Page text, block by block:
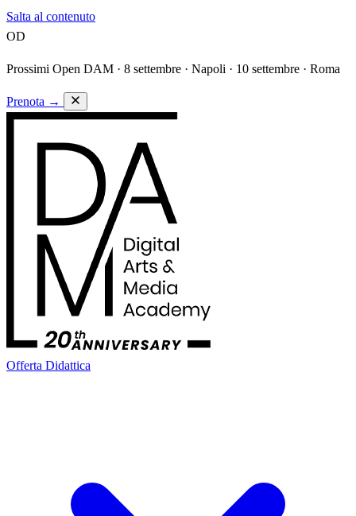
Salta al contenuto
OD
Prossimi Open DAM · 8 settembre · Napoli · 10 settembre · Roma
Prenota →
Offerta Didattica